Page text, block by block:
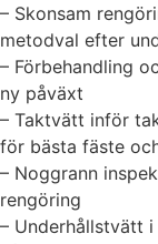
– Skonsam
metodval efter
– Förbehandling
ny påväxt
– Taktvätt inför
för bästa fäste
– Noggrann
rengöring
– Underhållstvätt